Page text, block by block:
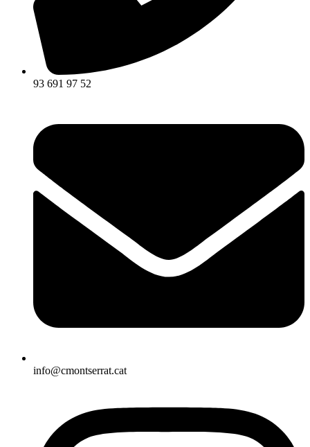
93 691 97 52
info@cmontserrat.cat